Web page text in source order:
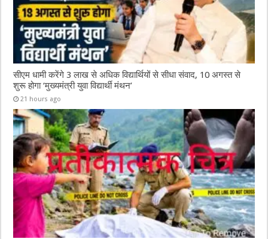
सीएम धामी करेंगे 3 लाख से अधिक विद्यार्थियों से सीधा संवाद, 10 अगस्त से
शुरू होगा ‘मुख्यमंत्री युवा विद्यार्थी मंथन’
21 hours ago